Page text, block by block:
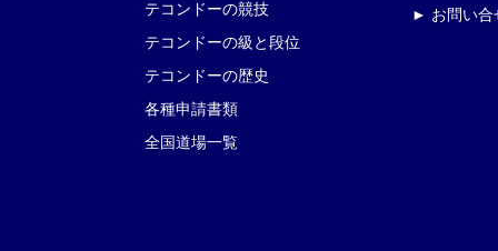
テコンドーの競技
テコンドーの級と段位
テコンドーの歴史
各種申請書類
全国道場一覧
► お問い合